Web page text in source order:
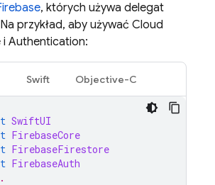
, których używa delegat
przykład, aby używać Cloud
i Authentication:
Swift Objective-C
SwiftUI
FirebaseCore
FirebaseFirestore
FirebaseAuth